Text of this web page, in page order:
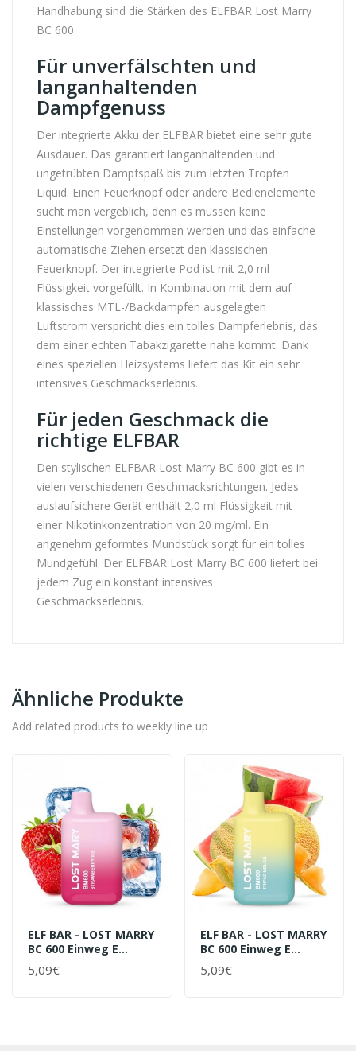
Handhabung sind die Stärken des ELFBAR Lost Marry
BC 600.
Für unverfälschten und
langanhaltenden
Dampfgenuss
Der integrierte Akku der ELFBAR bietet eine sehr gute
Ausdauer. Das garantiert langanhaltenden und
ungetrübten Dampfspaß bis zum letzten Tropfen
Liquid. Einen Feuerknopf oder andere Bedienelemente
sucht man vergeblich, denn es müssen keine
Einstellungen vorgenommen werden und das einfache
automatische Ziehen ersetzt den klassischen
Feuerknopf. Der integrierte Pod ist mit 2,0 ml
Flüssigkeit vorgefüllt. In Kombination mit dem auf
klassisches MTL-/Backdampfen ausgelegten
Luftstrom verspricht dies ein tolles Dampferlebnis, das
dem einer echten Tabakzigarette nahe kommt. Dank
eines speziellen Heizsystems liefert das Kit ein sehr
intensives Geschmackserlebnis.
Für jeden Geschmack die
richtige ELFBAR
Den stylischen ELFBAR Lost Marry BC 600 gibt es in
vielen verschiedenen Geschmacksrichtungen. Jedes
auslaufsichere Gerät enthält 2,0 ml Flüssigkeit mit
einer Nikotinkonzentration von 20 mg/ml. Ein
angenehm geformtes Mundstück sorgt für ein tolles
Mundgefühl. Der ELFBAR Lost Marry BC 600 liefert bei
jedem Zug ein konstant intensives
Geschmackserlebnis.
Ähnliche Produkte
Add related products to weekly line up
ELF BAR - LOST MARRY
BC 600 Einweg E
Zigarette Strawberry
Ice 20mg
5,09€
ELF BAR - LOST MARRY
BC 600 Einweg E
Zigarette Triple
Melon 20mg
5,09€